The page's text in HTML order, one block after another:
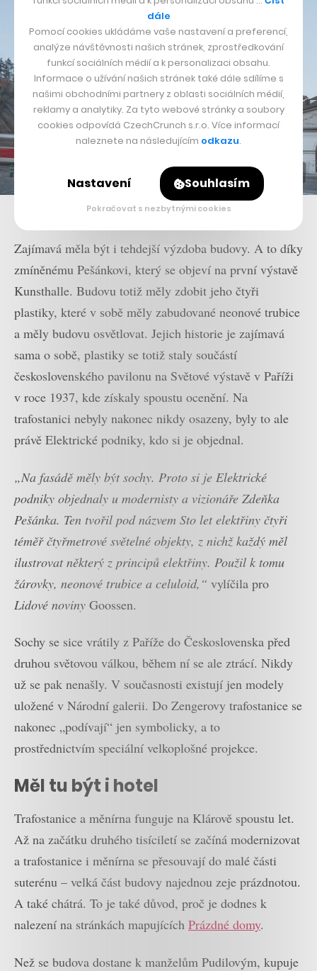
Zajímavá měla být i tehdejší výzdoba budovy. A to díky
zmíněnému Pešánkovi, který se objeví na první výstavě
Kunsthalle. Budovu totiž měly zdobit jeho čtyři
plastiky, které v sobě měly zabudované neonové trubice
a měly budovu osvětlovat. Jejich historie je zajímavá
sama o sobě, plastiky se totiž staly součástí
československého pavilonu na Světové výstavě v Paříži
v roce 1937, kde získaly spoustu ocenění. Na
trafostanici nebyly nakonec nikdy osazeny, byly to ale
právě Elektrické podniky, kdo si je objednal.
„Na fasádě měly být sochy. Proto si je Elektrické
podniky objednaly u modernisty a vizionáře Zdeňka
Pešánka. Ten tvořil pod názvem Sto let elektřiny čtyři
téměř čtyřmetrové světelné objekty, z nichž každý měl
ilustrovat některý z principů elektřiny. Použil k tomu
žárovky, neonové trubice a celuloid,“ vylíčila pro
Lidové noviny Goossen.
Sochy se sice vrátily z Paříže do Československa před
druhou světovou válkou, během ní se ale ztrácí. Nikdy
už se pak nenašly. V současnosti existují jen modely
uložené v Národní galerii. Do Zengerovy trafostanice se
nakonec „podívají“ jen symbolicky, a to
prostřednictvím speciální velkoplošné projekce.
Měl tu být i hotel
Trafostanice a měnírna funguje na Klárově spoustu let.
Až na začátku druhého tisíciletí se začíná modernizovat
a trafostanice i měnírna se přesouvají do malé části
suterénu – velká část budovy najednou zeje prázdnotou.
A také chátrá. To je také důvod, proč je dodnes k
nalezení na stránkách mapujících Prázdné domy.
Než se budova dostane k manželům Pudilovým, kupuje
dále
Pomocí cookies ukládáme vaše nastavení a preferencí,
analýze návštěvnosti našich stránek, zprostředkování
funkcí sociálních médií a k personalizaci obsahu.
Informace o užívání našich stránek také dále sdílíme s
našimi obchodními partnery z oblasti sociálních médií,
reklamy a analytiky. Za tyto webové stránky a soubory
cookies odpovídá CzechCrunch s.r.o. Více informací
naleznete na následujícím odkazu.
Nastavení Souhlasím
Pokračovat s nezbytnými cookies